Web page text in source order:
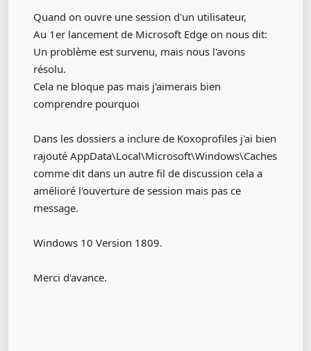
Quand on ouvre une session d'un utilisateur,
Au 1er lancement de Microsoft Edge on nous dit:
Un problème est survenu, mais nous l'avons
résolu.
Cela ne bloque pas mais j'aimerais bien
comprendre pourquoi
Dans les dossiers a inclure de Koxoprofiles j'ai bien
rajouté AppData\Local\Microsoft\Windows\Caches
comme dit dans un autre fil de discussion cela a
amélioré l'ouverture de session mais pas ce
message.
Windows 10 Version 1809.
Merci d'avance.